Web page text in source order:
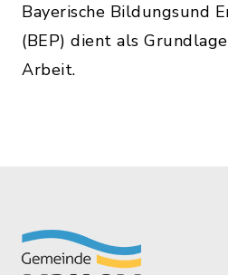
Bayerische Bildungsund
(BEP) dient als
Arbeit.